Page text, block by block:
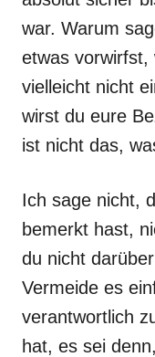
war. Warum
etwas vorwirfst,
vielleicht nicht
wirst du eure
ist nicht das,
Ich sage nicht,
bemerkt hast,
du nicht
Vermeide es
verantwortlich
hat, es sei